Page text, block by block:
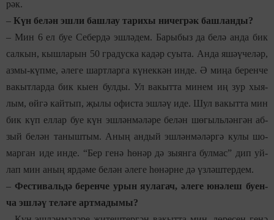
рәк.
– Күн бе­лән эш­ли баш­лау та­ри­хы ни­чег­рәк баш­лан­ды?
– Мин 6 ел буе Се­бер­дә эш­лә­дем. Ба­ры­быз да бе­лә ан­да бик
сал­кын, кыш­ла­рын 50 гра­дус­ка ка­дәр су­ы­та. Ан­да яшә­ү­че­ләр,
аз­мы-күп­ме, әле­ге шарт­лар­га кү­нек­кән ин­де. Ә ми­ңа бе­рен­че
ва­кыт­лар­да бик кы­ен бул­ды. Ул ва­кыт­та ми­нем иң зур хы­я­
лым, өй­гә кай­тып, җы­лы офис­та эш­ләү иде. Шул ва­кыт­та мин
бик күп ел­лар буе күн эш­лән­мә­лә­ре бе­лән шө­гыль­лән­гән аб­
зый бе­лән та­ныш­тым. Аның ан­дый эш­лән­мә­ләр­гә ку­лы шо­
мар­ган иде ин­де. “Бер ге­нә һө­нәр дә зы­ян­га бул­мас” дип уй­
лап мин аның яр­дә­ме бе­лән әле­ге һө­нәр­не дә үз­ләш­тер­дем.
– Фес­ти­валь­дә бе­рен­че урын яу­ла­гач, әле­ге юнә­леш бу­ен­
ча эш­ләү те­лә­ге арт­ма­ды­мы?